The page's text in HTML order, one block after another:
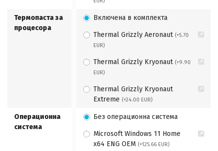
Термопаста за
процесора
Включена в комплекта
Thermal Grizzly Aeronaut (+5.70
EUR)
Thermal Grizzly Kryonaut (+9.90
EUR)
Thermal Grizzly Kryonaut
Extreme (+24.00 EUR)
Операционна
система
Без операционна система
Microsoft Windows 11 Home
x64 ENG OEM (+125.66 EUR)